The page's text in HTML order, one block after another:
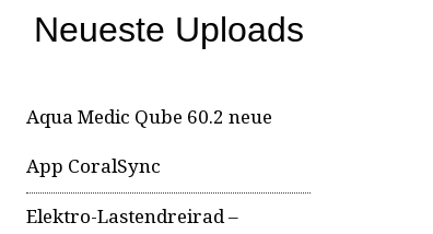
Neueste Uploads
Aqua Medic Qube 60.2 neue
App CoralSync
Elektro-Lastendreirad –